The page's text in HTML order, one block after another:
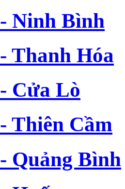
Ninh Bình
Thanh Hóa
Cửa Lò
Thiên Cầm
Quảng Bình